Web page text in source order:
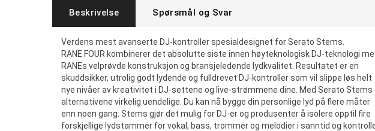
Beskrivelse Spørsmål og Svar
Verdens mest avanserte DJ-kontroller spesialdesignet for Serato Stems.
RANE FOUR kombinerer det absolutte siste innen høyteknologisk DJ-teknologi
RANEs velprøvde konstruksjon og bransjeledende lydkvalitet. Resultatet er en
skuddsikker, utrolig godt lydende og fulldrevet DJ-kontroller som vil slippe løs helt
nye nivåer av kreativitet i DJ-settene og live-strømmene dine. Med Serato Stems
alternativene virkelig uendelige. Du kan nå bygge din personlige lyd på flere måter
enn noen gang. Stems gjør det mulig for DJ-er og produsenter å isolere opptil fire
forskjellige lydstammer for vokal, bass, trommer og melodier i sanntid og